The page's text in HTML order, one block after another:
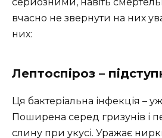
вчасно не звернути на них
них:
Лептоспіроз –
Ця бактеріальна інфекція –
Поширена серед гризунів і
слину при укусі. Уражає